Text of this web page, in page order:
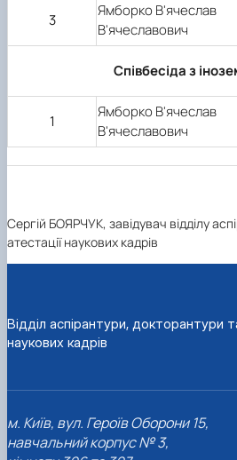
3
Ямборко В'ячеслав
В'ячеславович
Співбесіда з
1
Ямборко В'ячеслав
В'ячеславович
Сергій БОЯРЧУК, завідувач відділу
атестації наукових кадрів
Відділ аспірантури, докторантури
наукових кадрів
м. Київ, вул. Героїв Оборони 15,
навчальний корпус № 3,